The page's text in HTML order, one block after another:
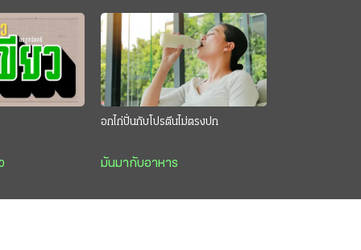
อกไก่ปั่นกับโปรตีนไม่ตรงปก
มันมากับอาหาร